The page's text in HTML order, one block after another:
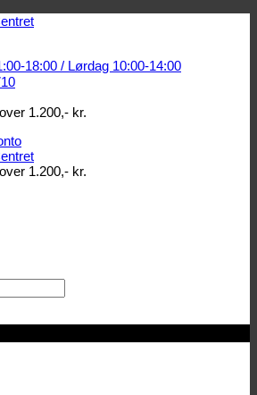
18:00 / Lørdag 10:00-14:00
1.200,- kr.
1.200,- kr.